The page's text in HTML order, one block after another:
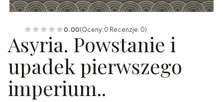
0.00(Oceny: 0 Recenzje: 0)
Asyria. Powstanie i
upadek pierwszego
imperium..